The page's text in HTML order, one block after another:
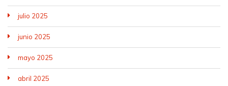
julio 2025
junio 2025
mayo 2025
abril 2025